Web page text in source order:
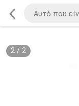
2/ 2